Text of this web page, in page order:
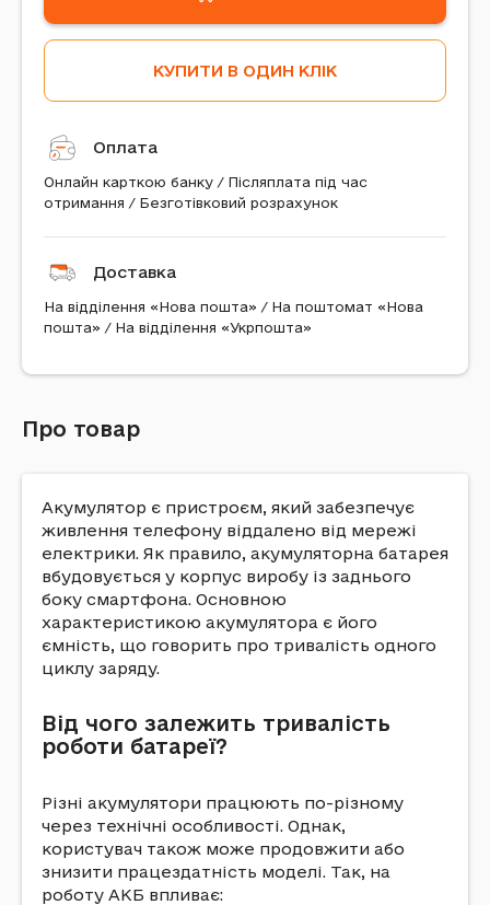
КУПИТИ В ОДИН КЛІК
Оплата
Онлайн карткою банку / Післяплата під час
отримання / Безготівковий розрахунок
Доставка
На відділення «Нова пошта» / На поштомат «Нова
пошта» / На відділення «Укрпошта»
Про товар
Акумулятор є пристроєм, який забезпечує
живлення телефону віддалено від мережі
електрики. Як правило, акумуляторна батарея
вбудовується у корпус виробу із заднього
боку смартфона. Основною
характеристикою акумулятора є його
ємність, що говорить про тривалість одного
циклу заряду.
Від чого залежить тривалість
роботи батареї?
Різні акумулятори працюють по-різному
через технічні особливості. Однак,
користувач також може продовжити або
знизити працездатність моделі. Так, на
роботу АКБ впливає: